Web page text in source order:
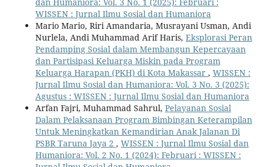
dan Humaniora: Vol. 3 No. 1 (2025): Februari :
WISSEN : Jurnal Ilmu Sosial dan Humaniora
Mario Mario, Riri Amandaria, Musrayani Usman, Andi
Nurlela, Andi Muhammad Arif Haris, Eksplorasi Peran
Pendamping Sosial dalam Membangun Kepercayaan
dan Partisipasi Keluarga Miskin pada Program
Keluarga Harapan (PKH) di Kota Makassar , WISSEN :
Jurnal Ilmu Sosial dan Humaniora: Vol. 3 No. 3 (2025):
Agustus : WISSEN : Jurnal Ilmu Sosial dan Humaniora
Arfan Fajri, Muhammad Sahrul, Pelayanan Sosial
Dalam Pelaksanaan Program Bimbingan Keterampilan
Untuk Meningkatkan Kemandirian Anak Jalanan Di
PSBR Taruna Jaya 2 , WISSEN : Jurnal Ilmu Sosial dan
Humaniora: Vol. 2 No. 1 (2024): Februari : WISSEN :